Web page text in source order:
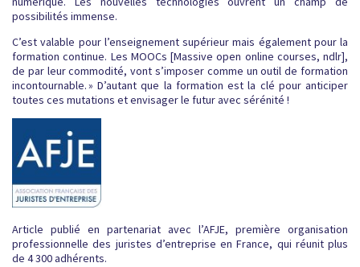
possibilités immense.
C’est valable pour l’enseignement supérieur mais également pour la
formation continue. Les MOOCs [Massive open online courses, ndlr],
de par leur commodité, vont s’imposer comme un outil de formation
incontournable. » D’autant que la formation est la clé pour anticiper
toutes ces mutations et envisager le futur avec sérénité !
Article publié en partenariat avec l’AFJE, première organisation
professionnelle des juristes d’entreprise en France, qui réunit plus
de 4 300 adhérents.